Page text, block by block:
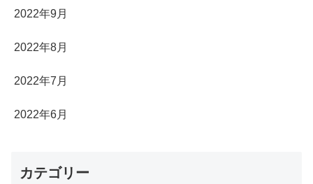
2022年9月
2022年8月
2022年7月
2022年6月
カテゴリー